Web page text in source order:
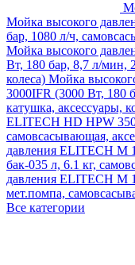
Мойка высокого
бар, 1080 л/ч,
Мойка высокого
Вт, 180 бар, 8,7 л/мин,
колеса) Мойка
3000IFR (3000 Вт, 180
катушка, аксессуары,
ELITECH HD HPW
самовсасывающая,
давления ELITECH M
бак-035 л, 6.1 кг,
давления ELITECH М
мет.помпа,
Все категории